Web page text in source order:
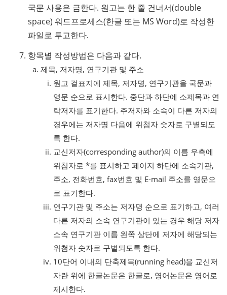
국문 사용은 금한다. 원고는 한 줄 건너서(double
space) 워드프로세스(한글 또는 MS Word)로 작성한
파일로 투고한다.
항목별 작성방법은 다음과 같다.
제목, 저자명, 연구기관 및 주소
원고 겉표지에 제목, 저자명, 연구기관을 국문과
영문 순으로 표시한다. 중단과 하단에 소제목과 연
락저자를 표기한다. 주저자와 소속이 다른 저자의
경우에는 저자명 다음에 위첨자 숫자로 구별되도
록 한다.
교신저자(corresponding author)의 이름 우측에
위첨자로 *를 표시하고 페이지 하단에 소속기관,
주소, 전화번호, fax번호 및 E-mail 주소를 영문으
로 표기한다.
연구기관 및 주소는 저자명 순으로 표기하고, 여러
다른 저자의 소속 연구기관이 있는 경우 해당 저자
소속 연구기관 이름 왼쪽 상단에 저자에 해당되는
위첨자 숫자로 구별되도록 한다.
10단어 이내의 단축제목(running head)을 교신저
자란 위에 한글논문은 한글로, 영어논문은 영어로
제시한다.